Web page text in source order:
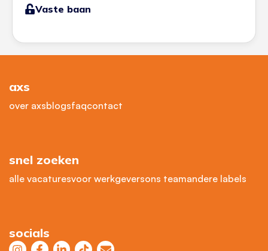
Vaste baan
axs
over axsblogsfaqcontact
snel zoeken
alle vacaturesvoor werkgeversons teamandere labels
socials